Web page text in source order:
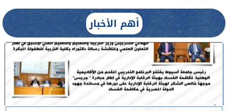
أهم الأخبار